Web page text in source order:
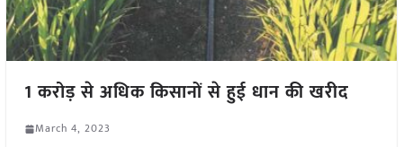
1 करोड़ से अधिक किसानों से हुई धान की खरीद
March 4, 2023